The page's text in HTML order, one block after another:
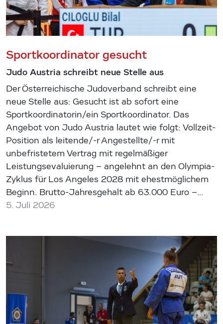
Sportkoordinator gesucht
Judo Austria schreibt neue Stelle aus
Der Österreichische Judoverband schreibt eine
neue Stelle aus: Gesucht ist ab sofort eine
Sportkoordinatorin/ein Sportkoordinator. Das
Angebot von Judo Austria lautet wie folgt: Vollzeit-
Position als leitende/-r Angestellte/-r mit
unbefristetem Vertrag mit regelmäßiger
Leistungsevaluierung – angelehnt an den Olympia-
Zyklus für Los Angeles 2028 mit ehestmöglichem
Beginn. Brutto-Jahresgehalt ab 63.000 Euro –…
5. Juli 2026